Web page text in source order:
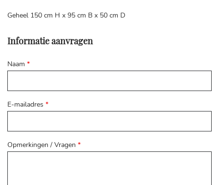
Geheel 150 cm H x 95 cm B x 50 cm D
Informatie aanvragen
Naam *
E-mailadres *
Opmerkingen / Vragen *